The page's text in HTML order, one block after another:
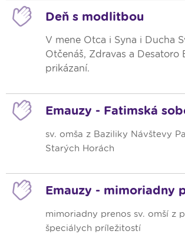
Deň s modlitbou
V mene Otca i Syna i Ducha
Otčenáš, Zdravas a Desatoro
prikázaní.
Emauzy - Fatimská
sv. omša z Baziliky Návštevy
Starých Horách
Emauzy - mimoriadny
mimoriadny prenos sv. omší z
špeciálych príležitostí